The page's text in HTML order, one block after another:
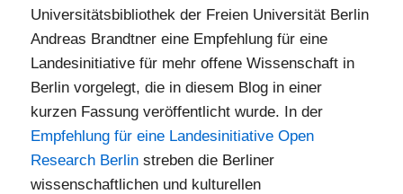
Universitätsbibliothek der Freien Universität Berlin
Andreas Brandtner eine Empfehlung für eine
Landesinitiative für mehr offene Wissenschaft in
Berlin vorgelegt, die in diesem Blog in einer
kurzen Fassung veröffentlicht wurde. In der
Empfehlung für eine Landesinitiative Open
Research Berlin streben die Berliner
wissenschaftlichen und kulturellen